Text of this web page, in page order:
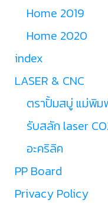
Home 2019
Home 2020
index
LASER & CNC
ตราปั้มสบู่ แม่พิ
รับสลัก laser
อะคริลิค
PP Board
Privacy Policy